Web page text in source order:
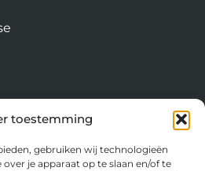
toestemming
gebruiken wij technologieën
je apparaat op te slaan en/of te